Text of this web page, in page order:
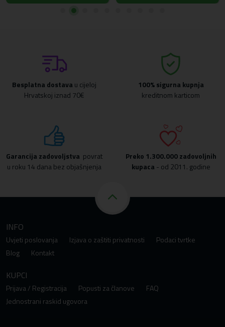
Besplatna dostava u cijeloj
Hrvatskoj iznad 70€
100% sigurna kupnja
kreditnom karticom
Garancija zadovoljstva povrat
u roku 14 dana bez objašnjenja
Preko 1.300.000 zadovoljnih
kupaca - od 2011. godine
INFO
Uvjeti poslovanja Izjava o zaštiti privatnosti
Podaci tvrtke
Blog
Kontakt
KUPCI
Prijava / Registracija Popusti za članove
FAQ
Jednostrani raskid ugovora